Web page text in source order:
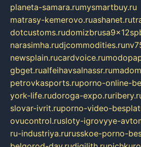
planeta-samara.rumysmartbuy.ru
matrasy-kemerovo.ruashanet.ru
dotcustoms.ru
narasimha.rudjcommodities.ru
newsplain.rucardvoice.ru
gbget.rualfeihavsalnassr.ru
petrovkasports.ruporno-online-
york-life.rudoroga-expo.ru
slovar-ivrit.ruporno-video-
ovucontrol.rusloty-igrovyye-
ru-industriya.rurusskoe-porno-